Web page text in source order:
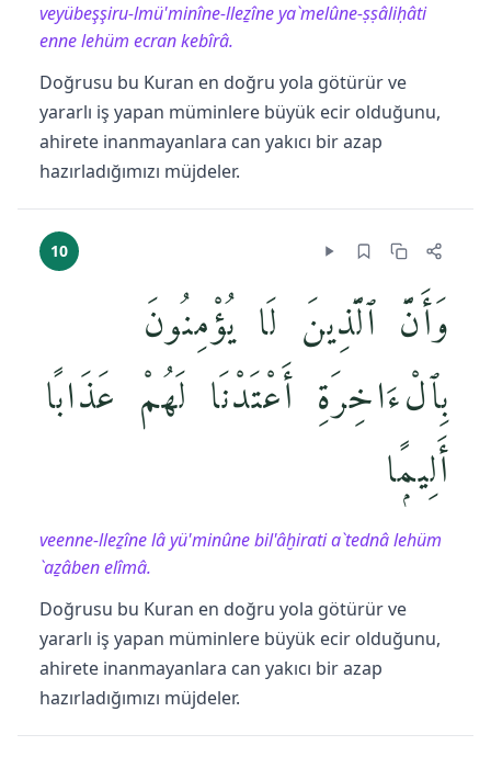
veyübeşşiru-lmü'minîne-lleẕîne ya`melûne-ṣṣâliḥâti
enne lehüm ecran kebîrâ.
Doğrusu bu Kuran en doğru yola götürür ve
yararlı iş yapan müminlere büyük ecir olduğunu,
ahirete inanmayanlara can yakıcı bir azap
hazırladığımızı müjdeler.
10
وَأَنَّ ٱلَّذِينَ لَا يُؤْمِنُونَ
بِٱلْءَاخِرَةِ أَعْتَدْنَا لَهُمْ عَذَابًا
أَلِيمًۭا
veenne-lleẕîne lâ yü'minûne bil'âḫirati a`tednâ lehüm
`aẕâben elîmâ.
Doğrusu bu Kuran en doğru yola götürür ve
yararlı iş yapan müminlere büyük ecir olduğunu,
ahirete inanmayanlara can yakıcı bir azap
hazırladığımızı müjdeler.